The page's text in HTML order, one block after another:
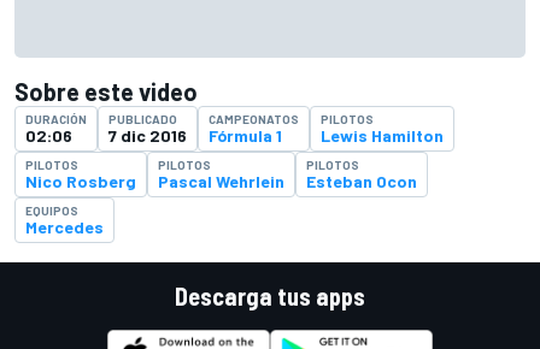
Sobre este video
DURACIÓN
02:06
PUBLICADO
7 dic 2016
CAMPEONATOS
Fórmula 1
PILOTOS
Lewis Hamilton
PILOTOS
Nico Rosberg
PILOTOS
Pascal Wehrlein
PILOTOS
Esteban Ocon
EQUIPOS
Mercedes
Descarga tus apps